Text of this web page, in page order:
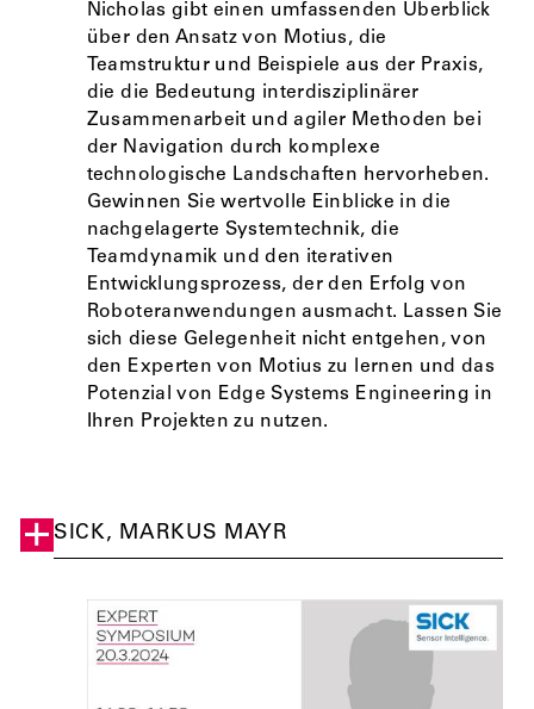
Nicholas gibt einen umfassenden Überblick
über den Ansatz von Motius, die
Teamstruktur und Beispiele aus der Praxis,
die die Bedeutung interdisziplinärer
Zusammenarbeit und agiler Methoden bei
der Navigation durch komplexe
technologische Landschaften hervorheben.
Gewinnen Sie wertvolle Einblicke in die
nachgelagerte Systemtechnik, die
Teamdynamik und den iterativen
Entwicklungsprozess, der den Erfolg von
Roboteranwendungen ausmacht. Lassen Sie
sich diese Gelegenheit nicht entgehen, von
den Experten von Motius zu lernen und das
Potenzial von Edge Systems Engineering in
Ihren Projekten zu nutzen.
SICK, MARKUS MAYR